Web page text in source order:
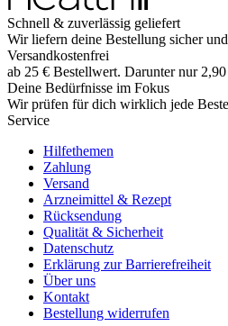
Schnell & zuverlässig geliefert
Wir liefern deine Bestellung sicher und
Versandkostenfrei
ab 25 € Bestellwert. Darunter nur 2,90
Deine Bedürfnisse im Fokus
Wir prüfen für dich wirklich jede
Service
Hilfethemen
Zahlung
Versand
Arzneimittel & Rezept
Rücksendung
Qualität & Sicherheit
Datenschutz
Erklärung zur Barrierefreiheit
Über uns
Kontakt
Bestellung widerrufen